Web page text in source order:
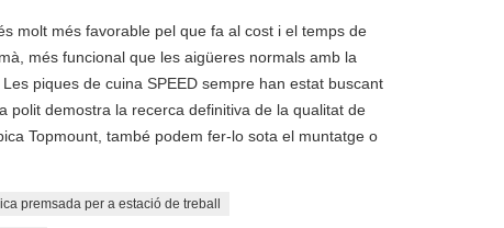
molt més favorable pel que fa al cost i el temps de
més funcional que les aigüeres normals amb la
piques de cuina SPEED sempre han estat buscant
polit demostra la recerca definitiva de la qualitat de
Topmount, també podem fer-lo sota el muntatge o
premsada per a estació de treball